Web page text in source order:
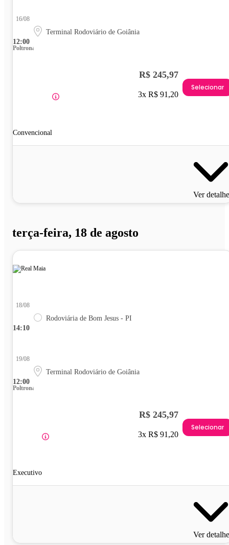
12:00
16/08
Terminal Rodoviário de Goiânia
Poltrona
Convencional
R$ 245,97
3x R$ 91,20
Selecionar
Ver
terça-feira, 18 de agosto
14:10
18/08
Rodoviária de Bom Jesus - PI
12:00
19/08
Terminal Rodoviário de Goiânia
Poltrona
Executivo
R$ 245,97
3x R$ 91,20
Selecionar
Ver